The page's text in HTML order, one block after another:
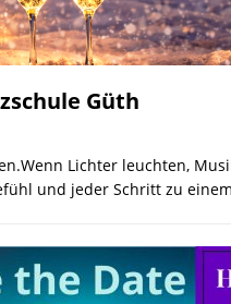
Güth
Lichter leuchten,
und jeder Schritt zu